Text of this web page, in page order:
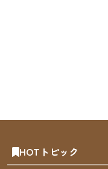
HOTトピック